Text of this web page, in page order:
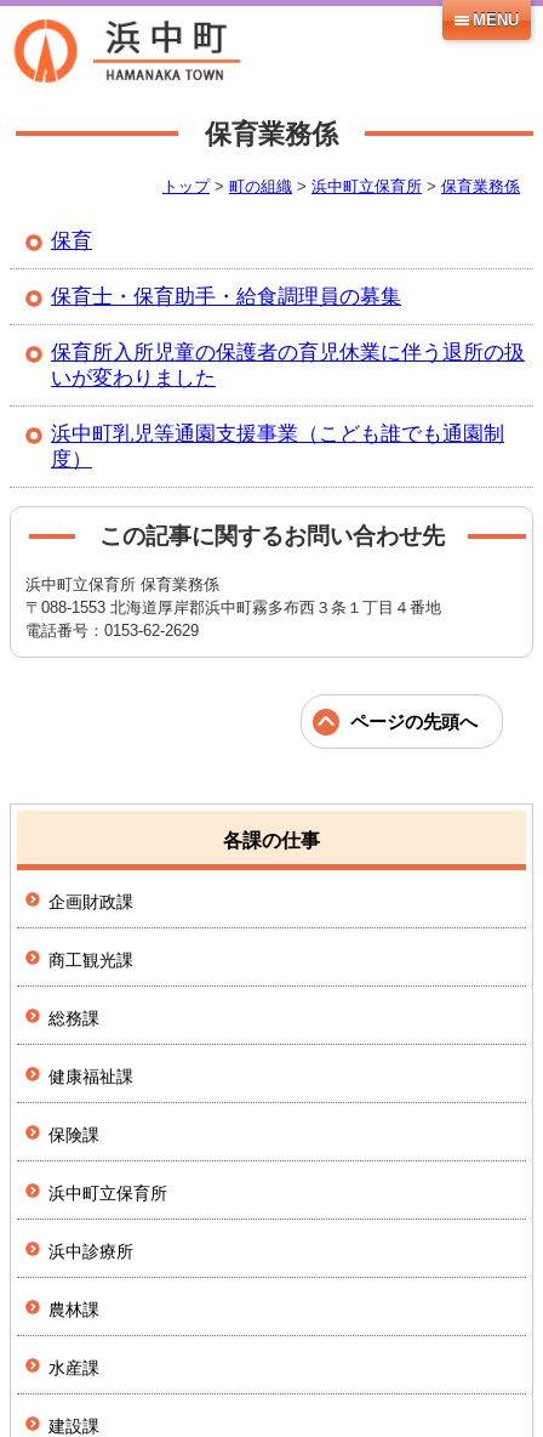
MENU
保育業務係
トップ> 町の組織 > 浜中町立保育所 > 保育業務係
保育
保育士・保育助手・給食調理員の募集
保育所入所児童の保護者の育児休業に伴う退所の扱
いが変わりました
浜中町乳児等通園支援事業（こども誰でも通園制
度）
この記事に関するお問い合わせ先
浜中町立保育所 保育業務係
〒088-1553 北海道厚岸郡浜中町霧多布西３条１丁目４番地
電話番号：0153-62-2629
ページの先頭へ
各課の仕事
企画財政課
商工観光課
総務課
健康福祉課
保険課
浜中町立保育所
浜中診療所
農林課
水産課
建設課